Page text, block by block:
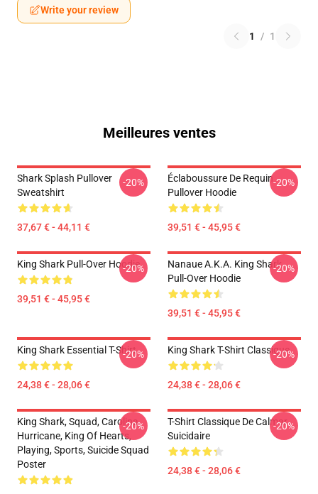
Write your review
1 / 1
Meilleures ventes
Shark Splash Pullover
Sweatshirt
37,67 € - 44,11 €
-20%
Éclaboussure De Requin
Pullover Hoodie
39,51 € - 45,95 €
-20%
King Shark Pull-Over Hoodie
39,51 € - 45,95 €
-20%
Nanaue A.K.A. King Shark
Pull-Over Hoodie
39,51 € - 45,95 €
-20%
King Shark Essential T-Shirt
24,38 € - 28,06 €
-20% King Shark T-Shirt Classique
24,38 € - 28,06 €
-20%
King Shark, Squad, Carolina
Hurricane, King Of Hearts,
Playing, Sports, Suicide Squad
Poster
-20%
T-Shirt Classique De Calmar
Suicidaire
24,38 € - 28,06 €
-20%